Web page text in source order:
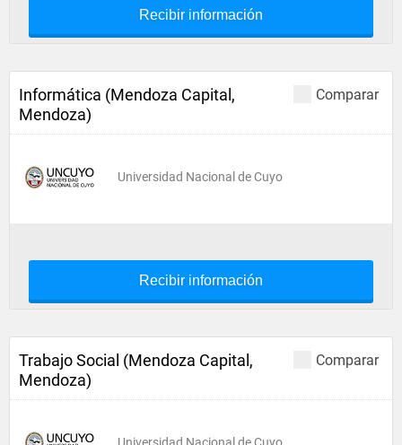
Recibir información
Comparar
Informática (Mendoza Capital,
Mendoza)
Universidad Nacional de Cuyo
Recibir información
Comparar
Trabajo Social (Mendoza Capital,
Mendoza)